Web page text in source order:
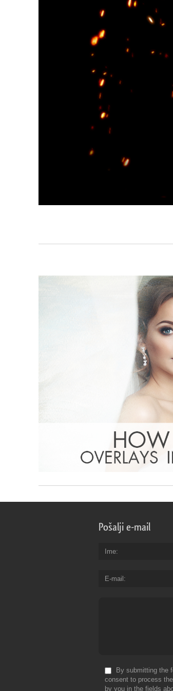
Pošalji e-mail
Ime
E-mail
By submitting the
consent to process
by you in the fields